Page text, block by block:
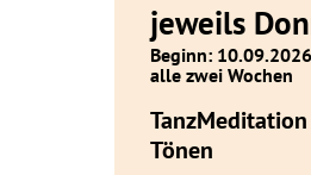
jeweils
Beginn:
alle zwei Wochen
Tönen